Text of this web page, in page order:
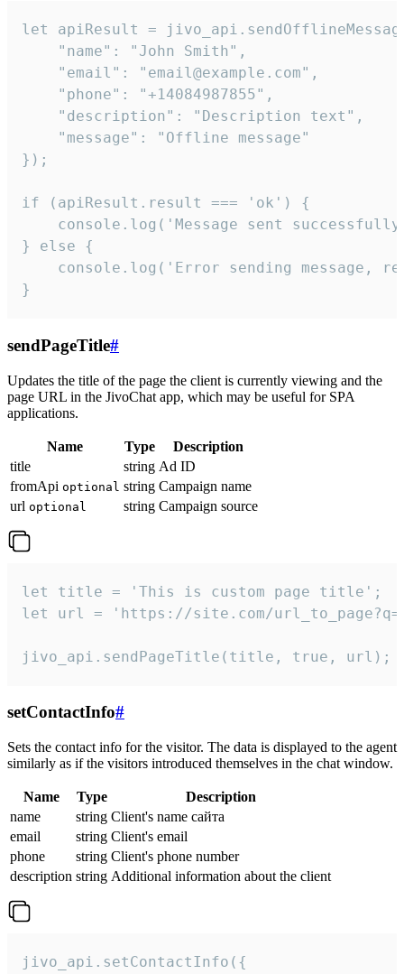
let apiResult =
    "name": "John Smith",
    "email": "email@example.com",
    "phone": "+14084987855",
    "description": "Description text",
    "message": "Offline message"
});
if (apiResult.result === 'ok') {
console.log('Message sent
} else {
console.log('Error sending message,
}
sendPageTitle#
Updates the title of the page the client is currently viewing and the
page URL in the JivoChat app, which may be useful for SPA
applications.
Name Type
Description
title
string Ad ID
fromApi optional string Campaign name
url optional string Campaign source
let title = 'This is custom page title';
let url = 'https://site.com/
jivo_api.sendPageTitle(title, true, url);
setContactInfo#
Sets the contact info for the visitor. The data is displayed to the agent
similarly as if the visitors introduced themselves in the chat window.
Name Type
Description
name
string Client's name сайта
email
string Client's email
phone
string Client's phone number
description string Additional information about the client
jivo_api.setContactInfo({